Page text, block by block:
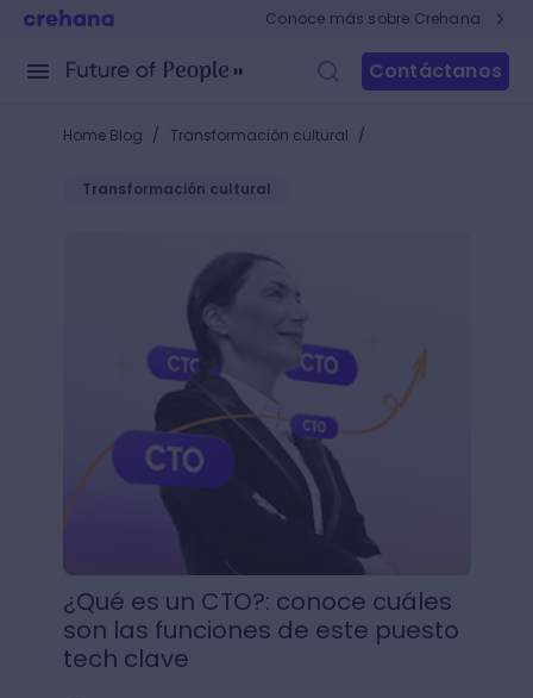
Conoce más sobre Crehana
Contáctanos
Home Blog / Transformación cultural /
Transformación cultural
¿Qué es un CTO?: conoce cuáles
son las funciones de este puesto
tech clave